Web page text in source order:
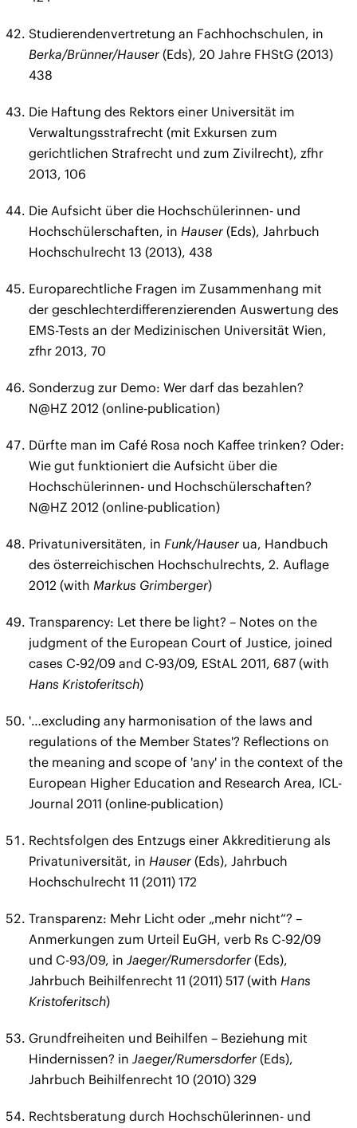
Studierendenvertretung an Fachhochschulen, in
Berka/Brünner/Hauser (Eds), 20 Jahre FHStG (2013)
438
Die Haftung des Rektors einer Universität im
Verwaltungsstrafrecht (mit Exkursen zum
gerichtlichen Strafrecht und zum Zivilrecht), zfhr
2013, 106
Die Aufsicht über die Hochschülerinnen- und
Hochschülerschaften, in Hauser (Eds), Jahrbuch
Hochschulrecht 13 (2013), 438
Europarechtliche Fragen im Zusammenhang mit
der geschlechterdifferenzierenden Auswertung des
EMS-Tests an der Medizinischen Universität Wien,
zfhr 2013, 70
Sonderzug zur Demo: Wer darf das bezahlen?
N@HZ 2012 (online-publication)
Dürfte man im Café Rosa noch Kaffee trinken? Oder:
Wie gut funktioniert die Aufsicht über die
Hochschülerinnen- und Hochschülerschaften?
N@HZ 2012 (online-publication)
Privatuniversitäten, in Funk/Hauser ua, Handbuch
des österreichischen Hochschulrechts, 2. Auflage
2012 (with Markus Grimberger)
Transparency: Let there be light? – Notes on the
judgment of the European Court of Justice, joined
cases C-92/09 and C-93/09, EStAL 2011, 687 (with
Hans Kristoferitsch)
'…excluding any harmonisation of the laws and
regulations of the Member States'? Reflections on
the meaning and scope of 'any' in the context of the
European Higher Education and Research Area, ICL-
Journal 2011 (online-publication)
Rechtsfolgen des Entzugs einer Akkreditierung als
Privatuniversität, in Hauser (Eds), Jahrbuch
Hochschulrecht 11 (2011) 172
Transparenz: Mehr Licht oder „mehr nicht“? –
Anmerkungen zum Urteil EuGH, verb Rs C-92/09
und C-93/09, in Jaeger/Rumersdorfer (Eds),
Jahrbuch Beihilfenrecht 11 (2011) 517 (with Hans
Kristoferitsch)
Grundfreiheiten und Beihilfen – Beziehung mit
Hindernissen? in Jaeger/Rumersdorfer (Eds),
Jahrbuch Beihilfenrecht 10 (2010) 329
Rechtsberatung durch Hochschülerinnen- und